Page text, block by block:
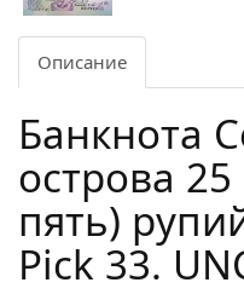
Описание
Банкнота
острова
пять)
Pick 33.